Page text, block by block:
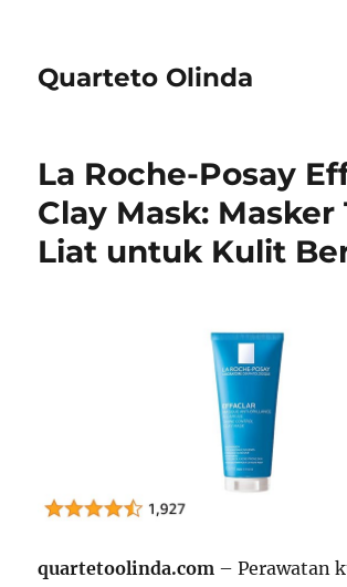
Quarteto Olinda
La Roche-Posay
Clay Mask: Masker
Liat untuk Kulit
quartetoolinda.com – Perawatan